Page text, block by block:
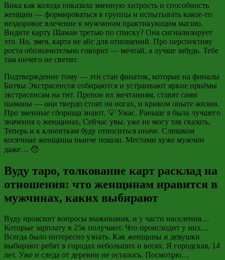
Вика как колода показала змеиную хитрость и способность
женщин — формироваться в группы и испытывать какое-то
нездоровое влечение к мужчинам практикующим магию.
Видите карту Шаман третью по списку? Она сигнализирует
это. Но, змея, карта не айс для отношений. Про перспективу
роста обозначительно говорит — мечтай, а лучше забудь. Тебе
там ничего не светит.
Подтверждение тому — эти стаи фанаток, которые на финалы
Битвы Экстрасенсов собираются и устраивают яркие приёмы
экстрасенсам на тнт. Препон их мечтаниям, ставят сами
шаманы — они твердо стоят на ногах, и кривом опыте жизни.
Про змеиные сборища знают. 💡 Ужас. Раньше я была лучшего
значения о женщинах. Сейчас увы, уже не могу так сказать.
Теперь и к клиенткам буду относиться иначе. Слишком
косячные женщины нынче пошли. Местами хуже мужчин
даже… 😯
Вуду таро, толкование карт расклад на
отношения: что женщинам нравится в
мужчинах, каких выбирают
Вуду прояснит вопросы выживания, и у части населения…
Которые зарплату в 25к получают. Что происходит у них…
Всегда было интересно узнать. Как женщины и девушки
выбирают ребят в городах небольших и весях. Я городская, 14
лет. Уже и следа от деревни не осталось. Посмотрю…